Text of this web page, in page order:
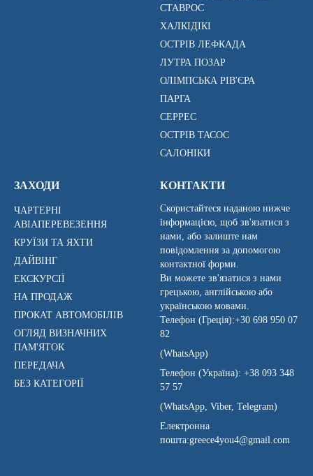
СТАВРОС
ХАЛКІДІКІ
ОСТРІВ ЛЕФКАДА
ЛУТРА ПОЗАР
ОЛІМПСЬКА РІВ'ЄРА
ПАРГА
СЕРРЕС
ОСТРІВ ТАСОС
САЛОНІКИ
ЗАХОДИ
ЧАРТЕРНІ
АВІАПЕРЕВЕЗЕННЯ
КРУЇЗИ ТА ЯХТИ
ДАЙВІНГ
ЕКСКУРСІЇ
НА ПРОДАЖ
ПРОКАТ АВТОМОБІЛІВ
ОГЛЯД ВИЗНАЧНИХ
ПАМ'ЯТОК
ПЕРЕДАЧА
БЕЗ КАТЕГОРІЇ
КОНТАКТИ
Скористайтеся наданою нижче
інформацією, щоб зв'язатися з
нами, або залиште нам
повідомлення за допомогою
контактної форми.
Ви можете зв'язатися з нами
грецькою, англійською або
українською мовами.
Телефон (Греція):+30 698 950 07
82
(WhatsApp)
Телефон (Україна): +38 093 348
57 57
(WhatsApp, Viber, Telegram)
Електронна
пошта:greece4you4@gmail.com